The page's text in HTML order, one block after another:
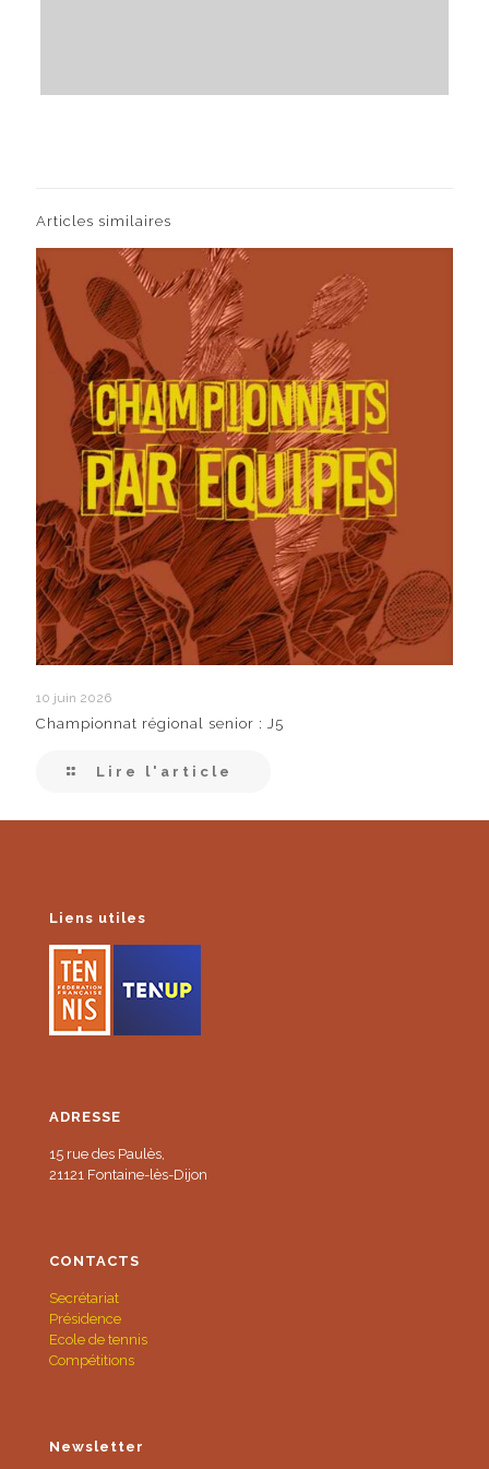
Articles similaires
10 juin 2026
Championnat régional senior : J5
Lire l'article
Liens utiles
ADRESSE
15 rue des Paulès,
21121 Fontaine-lès-Dijon
CONTACTS
Secrétariat
Présidence
Ecole de tennis
Compétitions
Newsletter